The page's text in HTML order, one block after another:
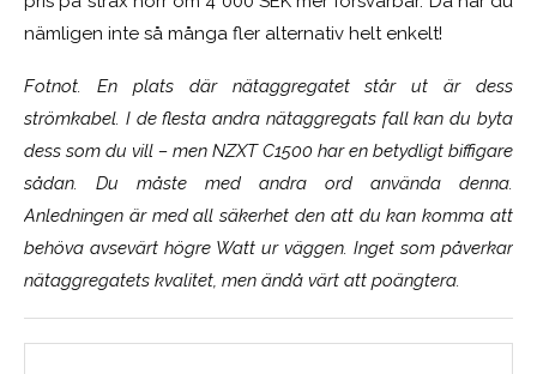
nämligen inte så många fler alternativ helt enkelt!
Fotnot. En plats där nätaggregatet står ut är dess
strömkabel. I de flesta andra nätaggregats fall kan du byta
dess som du vill – men NZXT C1500 har en betydligt biffigare
sådan. Du måste med andra ord använda denna.
Anledningen är med all säkerhet den att du kan komma att
behöva avsevärt högre Watt ur väggen. Inget som påverkar
nätaggregatets kvalitet, men ändå värt att poängtera.